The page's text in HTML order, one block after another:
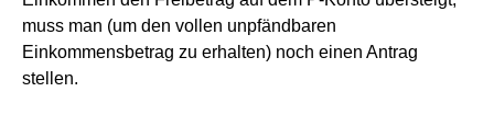
muss man (um den vollen unpfändbaren
Einkommensbetrag zu erhalten) noch einen Antrag
stellen.